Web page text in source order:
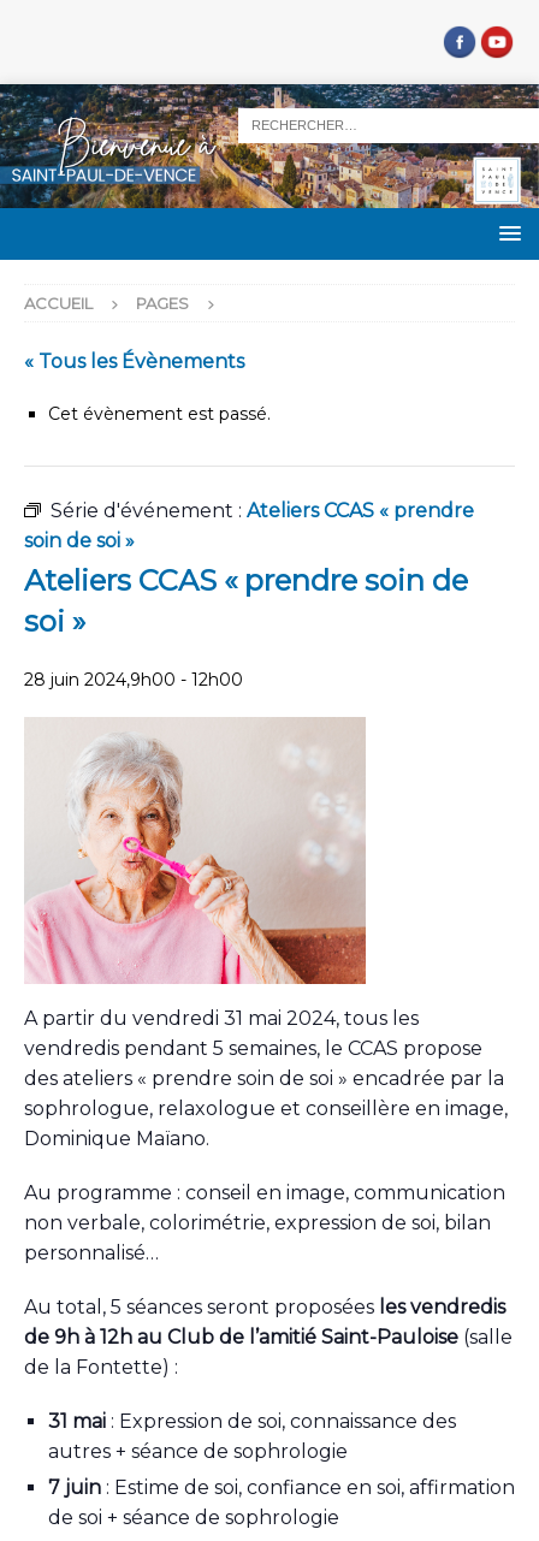
ACCUEIL PAGES
« Tous les Évènements
Cet évènement est passé.
Série d'événement : Ateliers CCAS « prendre
soin de soi »
Ateliers CCAS « prendre soin de
soi »
28 juin 2024,9h00 - 12h00
A partir du vendredi 31 mai 2024, tous les
vendredis pendant 5 semaines, le CCAS propose
des ateliers « prendre soin de soi » encadrée par la
sophrologue, relaxologue et conseillère en image,
Dominique Maïano.
Au programme : conseil en image, communication
non verbale, colorimétrie, expression de soi, bilan
personnalisé…
Au total, 5 séances seront proposées les vendredis
de 9h à 12h au Club de l’amitié Saint-Pauloise (salle
de la Fontette) :
31 mai : Expression de soi, connaissance des
autres + séance de sophrologie
7 juin : Estime de soi, confiance en soi, affirmation
de soi + séance de sophrologie